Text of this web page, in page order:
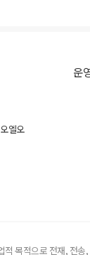
운
엘오
목적으로 전재, 전